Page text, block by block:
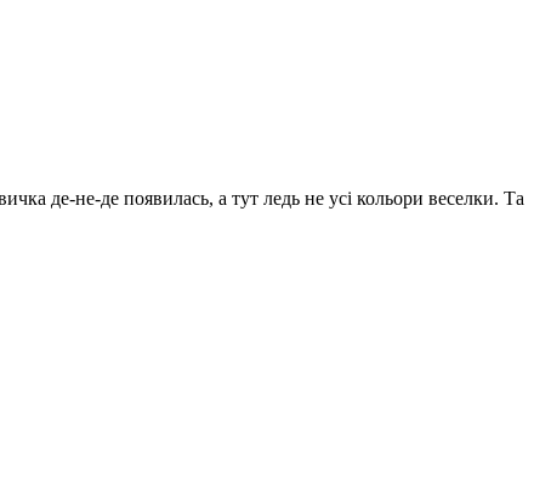
де-не-де появилась, а тут ледь не усі кольори веселки. Та